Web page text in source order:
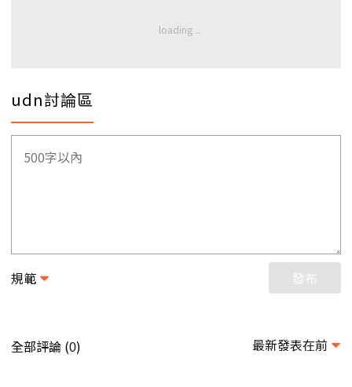
udn討論區
規範 發布
全部評論 (0) 最新發表在前